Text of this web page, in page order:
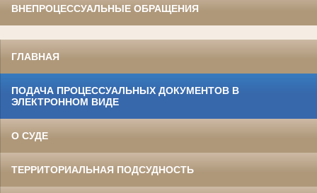
ВНЕПРОЦЕССУАЛЬНЫЕ ОБРАЩЕНИЯ
ГЛАВНАЯ
ПОДАЧА ПРОЦЕССУАЛЬНЫХ ДОКУМЕНТОВ В
ЭЛЕКТРОННОМ ВИДЕ
О СУДЕ
ТЕРРИТОРИАЛЬНАЯ ПОДСУДНОСТЬ